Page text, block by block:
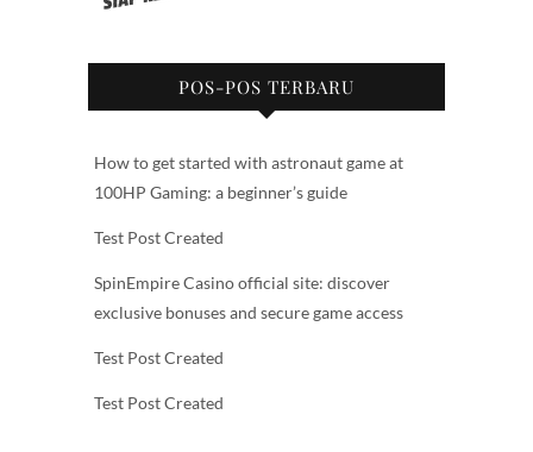
POS-POS TERBARU
How to get started with astronaut game at
100HP Gaming: a beginner’s guide
Test Post Created
SpinEmpire Casino official site: discover
exclusive bonuses and secure game access
Test Post Created
Test Post Created